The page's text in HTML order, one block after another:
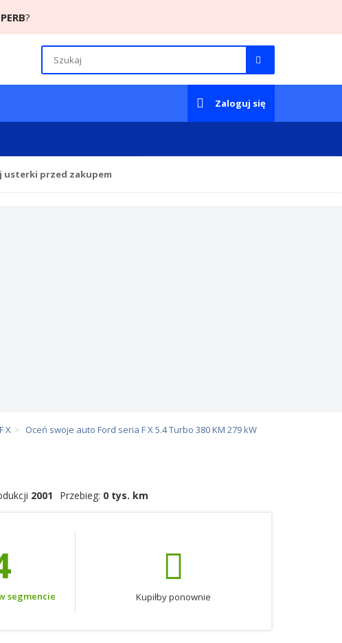
?
Zaloguj się
usterki przed zakupem
X
Oceń swoje auto Ford seria F X 5.4 Turbo 380 KM 279 kW
2001 Przebieg: 0 tys. km
segmencie Kupiłby ponownie